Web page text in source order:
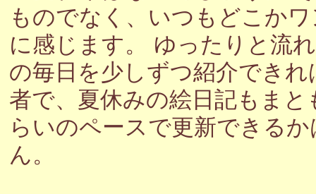
ものでなく、いつもどこか
に感じます。 ゆったりと流
の毎日を少しずつ紹介でき
者で、夏休みの絵日記もま
らいのペースで更新できる
ん。